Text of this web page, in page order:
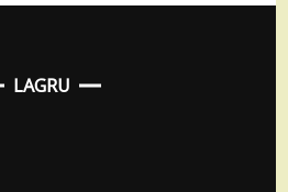
LAGRU